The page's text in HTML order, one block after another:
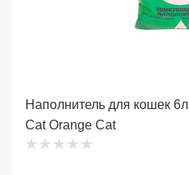
Наполнитель для кошек 6л комкующийся Orange
Cat Orange Cat